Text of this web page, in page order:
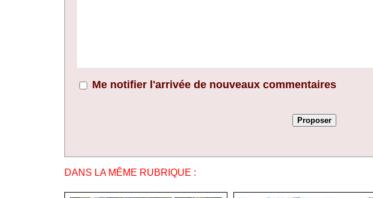
Me notifier l'arrivée de nouveaux commentaires
DANS LA MÊME RUBRIQUE :